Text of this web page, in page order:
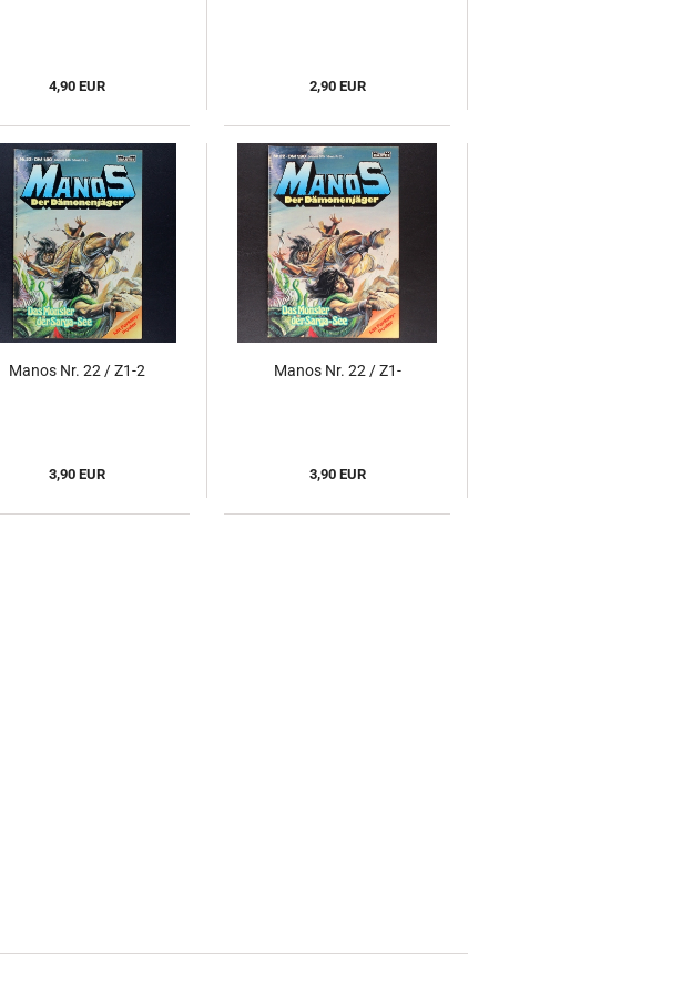
4,90 EUR 2,90 EUR
Manos Nr. 22 / Z1-2
3,90 EUR
Manos Nr. 22 / Z1-
3,90 EUR